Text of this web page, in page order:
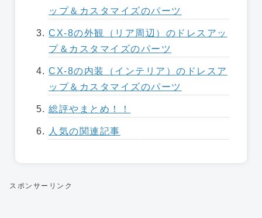
ップ＆カスタマイズのパーツ
CX-8の外観（リア周辺）のドレスアッ
プ＆カスタマイズのパーツ
CX-8の内装（インテリア）のドレスア
ップ＆カスタマイズのパーツ
総評やまとめ！！
人気の関連記事
スポンサーリンク